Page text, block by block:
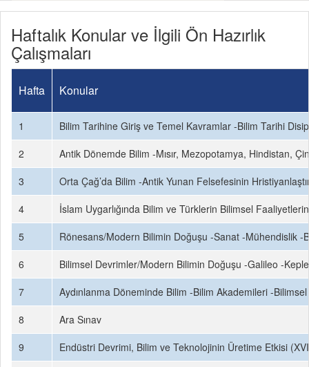
Haftalık Konular ve İlgili Ön Hazırlık
Çalışmaları
Hafta Konular
1
Bilim Tarihine Giriş ve Temel Kavramlar -Bilim Tarihi
2
Antik Dönemde Bilim -Mısır, Mezopotamya, Hindistan,
3
Orta Çağ’da Bilim -Antik Yunan Felsefesinin
4
İslam Uygarlığında Bilim ve Türklerin Bilimsel
5
Rönesans/Modern Bilimin Doğuşu -Sanat -Mühendislik -
6
Bilimsel Devrimler/Modern Bilimin Doğuşu -Galileo -
7
Aydınlanma Döneminde Bilim -Bilim Akademileri -
8
Ara Sınav
9
Endüstri Devrimi, Bilim ve Teknolojinin Üretime Etkisi